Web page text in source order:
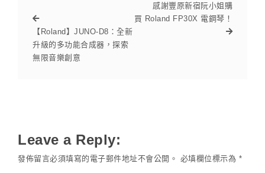
【Roland】JUNO-D8：全新
升級的多功能合成器，探索
無限音樂創意
感謝豐原新宿阮小姐購
買 Roland FP30X 電鋼琴！
Leave a Reply:
發佈留言必須填寫的電子郵件地址不會公開。 必填欄位標示為 *